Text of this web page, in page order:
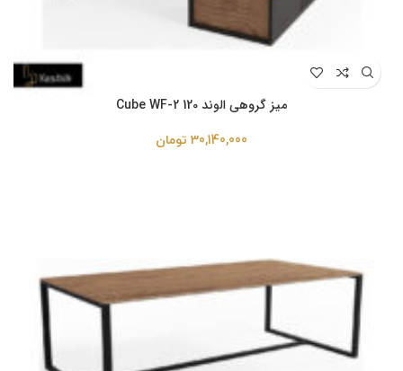
میز گروهی الوند Cube WF-2 120
30,140,000 تومان